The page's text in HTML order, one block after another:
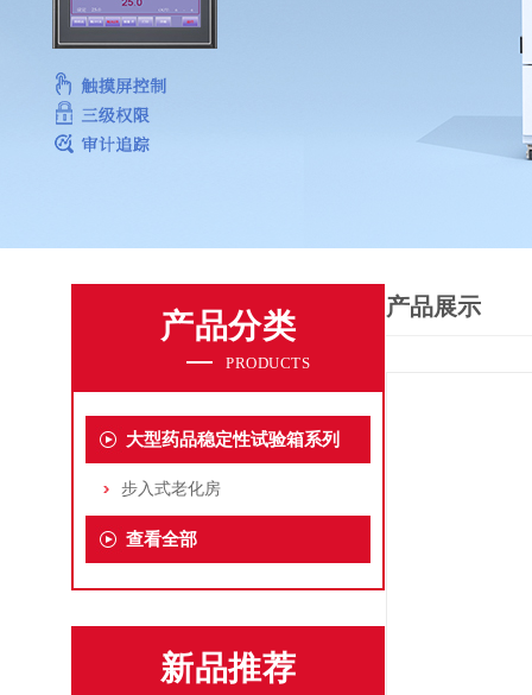
产品分类
PRODUCTS
大型药品稳定性试验箱系列
步入式老化房
查看全部
新品推荐
产品展示